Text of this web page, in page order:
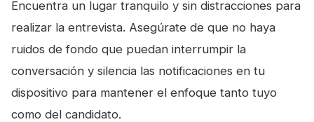
Encuentra un lugar tranquilo y sin distracciones para
realizar la entrevista. Asegúrate de que no haya
ruidos de fondo que puedan interrumpir la
conversación y silencia las notificaciones en tu
dispositivo para mantener el enfoque tanto tuyo
como del candidato.